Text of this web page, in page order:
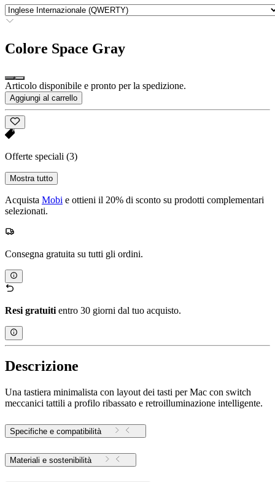
Colore Space Gray
Articolo disponibile e pronto per la spedizione.
Aggiungi al carrello
Offerte speciali (3)
Mostra tutto
Acquista Mobi e ottieni il 20% di sconto su prodotti complementari
selezionati.
Consegna gratuita su tutti gli ordini.
Resi gratuiti entro 30 giorni dal tuo acquisto.
Descrizione
Una tastiera minimalista con layout dei tasti per Mac con switch
meccanici tattili a profilo ribassato e retroilluminazione intelligente.
Specifiche e compatibilità
Materiali e sostenibilità